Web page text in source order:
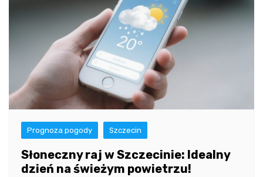
Prognoza pogody Szczecin
Słoneczny raj w Szczecinie: Idealny
dzień na świeżym powietrzu!